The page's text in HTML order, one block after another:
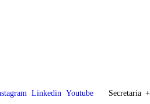
Linkedin Youtube Secretaria